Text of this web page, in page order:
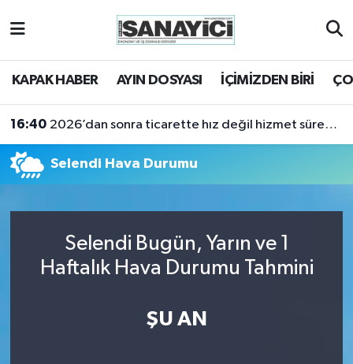
KAPAK HABER AYIN DOSYASI İÇİMİZDEN BİRİ
16:40 2026’dan sonra ticarette hız değil hizmet sürekliliği öne çıkacak
Selendi Hava Durumu
Selendi Bugün, Yarın ve 1
Haftalık Hava Durumu Tahmini
ŞU AN
Tekirdağ Nöbetçi Eczaneler
Tüm Manşetler